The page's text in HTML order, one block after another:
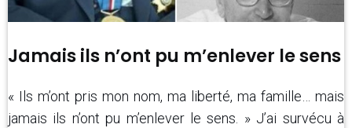
Jamais ils n’ont pu m’enlever le sens
« Ils m’ont pris mon nom, ma liberté, ma famille… mais
jamais ils n’ont pu m’enlever le sens. » J’ai survécu à